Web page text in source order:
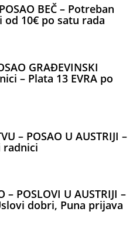
BEČ – Potreban
10€ po satu rada
GRAĐEVINSKI
– Plata 13 EVRA po
– POSAO U AUSTRIJI –
radnici
– POSLOVI U AUSTRIJI –
dobri, Puna prijava